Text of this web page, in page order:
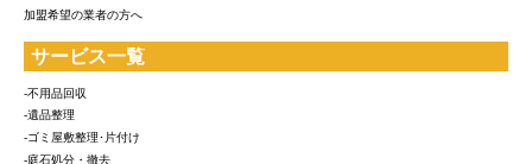
加盟希望の業者の方へ
サービス一覧
-不用品回収
-遺品整理
-ゴミ屋敷整理･片付け
-庭石処分・撤去